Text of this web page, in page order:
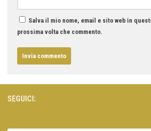
Salva il mio nome, email e sito web in
prossima volta che commento.
SEGUICI: